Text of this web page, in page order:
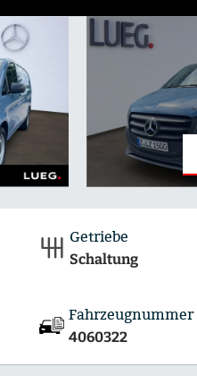
Getriebe
Schaltung
Fahrzeugnummer
4060322